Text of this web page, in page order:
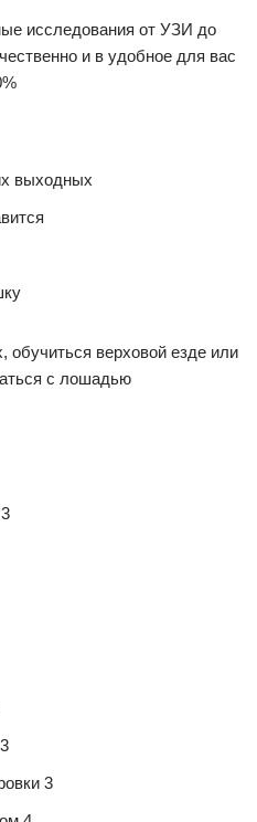
исследования от УЗИ до
и в удобное для вас
выходных
обучиться верховой езде или
с лошадью
3